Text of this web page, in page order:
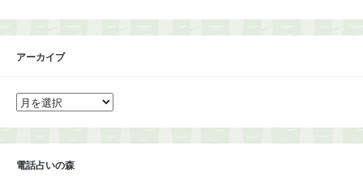
アーカイブ
ア
ー
イ
電話占いの森